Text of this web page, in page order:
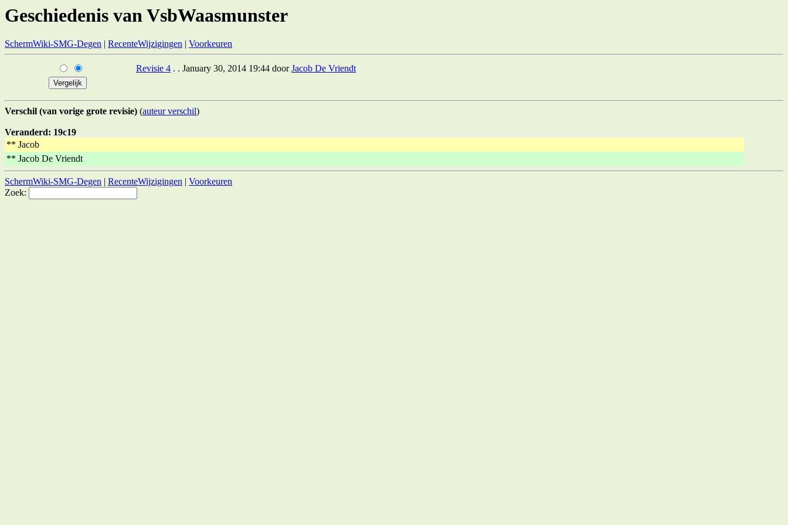
Geschiedenis van VsbWaasmunster
SchermWiki-SMG-Degen | RecenteWijzigingen | Voorkeuren
Revisie 4 . . January 30, 2014 19:44 doorJacob De Vriendt
Verschil (van vorige grote revisie) (auteur verschil)
Veranderd: 19c19
** Jacob
** Jacob De Vriendt
SchermWiki-SMG-Degen | RecenteWijzigingen | Voorkeuren
Zoek: